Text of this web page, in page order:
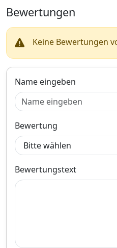
Bewertungen
Keine Bewertungen
Name eingeben
Bewertung
Bewertungstext